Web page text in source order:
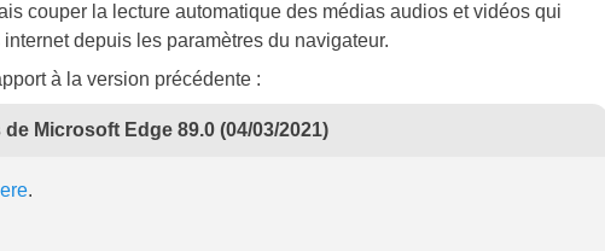
couper la lecture automatique des médias audios et vidéos qui
depuis les paramètres du navigateur.
à la version précédente :
Microsoft Edge 89.0 (04/03/2021)
.